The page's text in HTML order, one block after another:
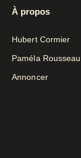
À propos
Hubert Cormier
Paméla Rousseau
Annoncer